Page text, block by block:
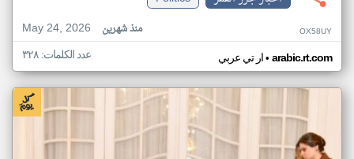
May 24, 2026
منذ شهرين OX58UY
ار تي عربي• arabic.rt.com عدد الكلمات: ٣٢٨